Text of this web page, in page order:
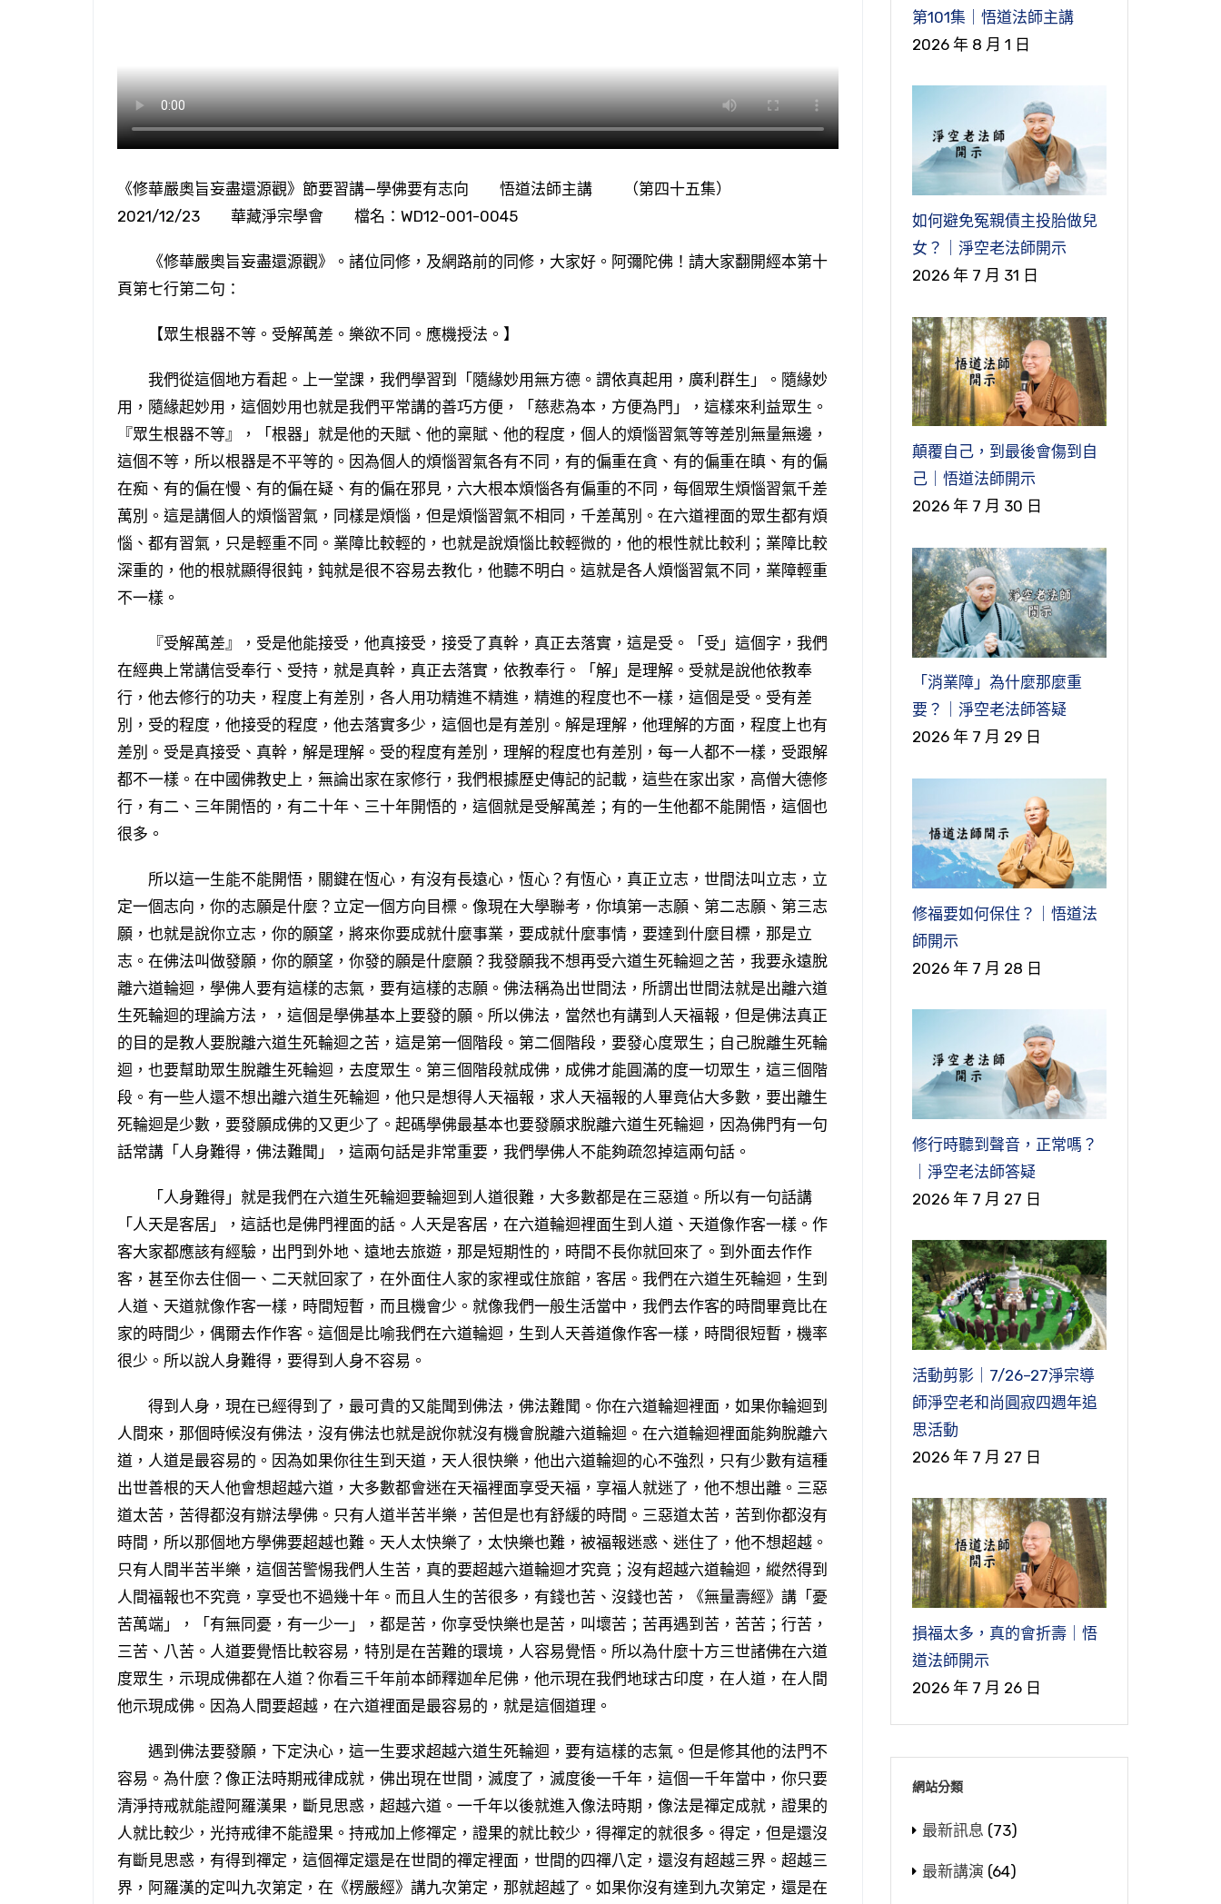
《修華嚴奧旨妄盡還源觀》節要習講—學佛要有志向 悟道法師主講 （第四十五集）
2021/12/23 華藏淨宗學會 檔名：WD12-001-0045
《修華嚴奧旨妄盡還源觀》。諸位同修，及網路前的同修，大家好。阿彌陀佛！請大家翻開經本第十
頁第七行第二句：
【眾生根器不等。受解萬差。樂欲不同。應機授法。】
我們從這個地方看起。上一堂課，我們學習到「隨緣妙用無方德。謂依真起用，廣利群生」。隨緣妙
用，隨緣起妙用，這個妙用也就是我們平常講的善巧方便，「慈悲為本，方便為門」，這樣來利益眾生。
『眾生根器不等』，「根器」就是他的天賦、他的稟賦、他的程度，個人的煩惱習氣等等差別無量無邊，
這個不等，所以根器是不平等的。因為個人的煩惱習氣各有不同，有的偏重在貪、有的偏重在瞋、有的偏
在痴、有的偏在慢、有的偏在疑、有的偏在邪見，六大根本煩惱各有偏重的不同，每個眾生煩惱習氣千差
萬別。這是講個人的煩惱習氣，同樣是煩惱，但是煩惱習氣不相同，千差萬別。在六道裡面的眾生都有煩
惱、都有習氣，只是輕重不同。業障比較輕的，也就是說煩惱比較輕微的，他的根性就比較利；業障比較
深重的，他的根就顯得很鈍，鈍就是很不容易去教化，他聽不明白。這就是各人煩惱習氣不同，業障輕重
不一樣。
『受解萬差』，受是他能接受，他真接受，接受了真幹，真正去落實，這是受。「受」這個字，我們
在經典上常講信受奉行、受持，就是真幹，真正去落實，依教奉行。「解」是理解。受就是說他依教奉
行，他去修行的功夫，程度上有差別，各人用功精進不精進，精進的程度也不一樣，這個是受。受有差
別，受的程度，他接受的程度，他去落實多少，這個也是有差別。解是理解，他理解的方面，程度上也有
差別。受是真接受、真幹，解是理解。受的程度有差別，理解的程度也有差別，每一人都不一樣，受跟解
都不一樣。在中國佛教史上，無論出家在家修行，我們根據歷史傳記的記載，這些在家出家，高僧大德修
行，有二、三年開悟的，有二十年、三十年開悟的，這個就是受解萬差；有的一生他都不能開悟，這個也
很多。
所以這一生能不能開悟，關鍵在恆心，有沒有長遠心，恆心？有恆心，真正立志，世間法叫立志，立
定一個志向，你的志願是什麼？立定一個方向目標。像現在大學聯考，你填第一志願、第二志願、第三志
願，也就是說你立志，你的願望，將來你要成就什麼事業，要成就什麼事情，要達到什麼目標，那是立
志。在佛法叫做發願，你的願望，你發的願是什麼願？我發願我不想再受六道生死輪迴之苦，我要永遠脫
離六道輪迴，學佛人要有這樣的志氣，要有這樣的志願。佛法稱為出世間法，所謂出世間法就是出離六道
生死輪迴的理論方法，，這個是學佛基本上要發的願。所以佛法，當然也有講到人天福報，但是佛法真正
的目的是教人要脫離六道生死輪迴之苦，這是第一個階段。第二個階段，要發心度眾生；自己脫離生死輪
迴，也要幫助眾生脫離生死輪迴，去度眾生。第三個階段就成佛，成佛才能圓滿的度一切眾生，這三個階
段。有一些人還不想出離六道生死輪迴，他只是想得人天福報，求人天福報的人畢竟佔大多數，要出離生
死輪迴是少數，要發願成佛的又更少了。起碼學佛最基本也要發願求脫離六道生死輪迴，因為佛門有一句
話常講「人身難得，佛法難聞」，這兩句話是非常重要，我們學佛人不能夠疏忽掉這兩句話。
「人身難得」就是我們在六道生死輪迴要輪迴到人道很難，大多數都是在三惡道。所以有一句話講
「人天是客居」，這話也是佛門裡面的話。人天是客居，在六道輪迴裡面生到人道、天道像作客一樣。作
客大家都應該有經驗，出門到外地、遠地去旅遊，那是短期性的，時間不長你就回來了。到外面去作作
客，甚至你去住個一、二天就回家了，在外面住人家的家裡或住旅館，客居。我們在六道生死輪迴，生到
人道、天道就像作客一樣，時間短暫，而且機會少。就像我們一般生活當中，我們去作客的時間畢竟比在
家的時間少，偶爾去作作客。這個是比喻我們在六道輪迴，生到人天善道像作客一樣，時間很短暫，機率
很少。所以說人身難得，要得到人身不容易。
得到人身，現在已經得到了，最可貴的又能聞到佛法，佛法難聞。你在六道輪迴裡面，如果你輪迴到
人間來，那個時候沒有佛法，沒有佛法也就是說你就沒有機會脫離六道輪迴。在六道輪迴裡面能夠脫離六
道，人道是最容易的。因為如果你往生到天道，天人很快樂，他出六道輪迴的心不強烈，只有少數有這種
出世善根的天人他會想超越六道，大多數都會迷在天福裡面享受天福，享福人就迷了，他不想出離。三惡
道太苦，苦得都沒有辦法學佛。只有人道半苦半樂，苦但是也有舒緩的時間。三惡道太苦，苦到你都沒有
時間，所以那個地方學佛要超越也難。天人太快樂了，太快樂也難，被福報迷惑、迷住了，他不想超越。
只有人間半苦半樂，這個苦警惕我們人生苦，真的要超越六道輪迴才究竟；沒有超越六道輪迴，縱然得到
人間福報也不究竟，享受也不過幾十年。而且人生的苦很多，有錢也苦、沒錢也苦，《無量壽經》講「憂
苦萬端」，「有無同憂，有一少一」，都是苦，你享受快樂也是苦，叫壞苦；苦再遇到苦，苦苦；行苦，
三苦、八苦。人道要覺悟比較容易，特別是在苦難的環境，人容易覺悟。所以為什麼十方三世諸佛在六道
度眾生，示現成佛都在人道？你看三千年前本師釋迦牟尼佛，他示現在我們地球古印度，在人道，在人間
他示現成佛。因為人間要超越，在六道裡面是最容易的，就是這個道理。
遇到佛法要發願，下定決心，這一生要求超越六道生死輪迴，要有這樣的志氣。但是修其他的法門不
容易。為什麼？像正法時期戒律成就，佛出現在世間，滅度了，滅度後一千年，這個一千年當中，你只要
清淨持戒就能證阿羅漢果，斷見思惑，超越六道。一千年以後就進入像法時期，像法是禪定成就，證果的
人就比較少，光持戒律不能證果。持戒加上修禪定，證果的就比較少，得禪定的就很多。得定，但是還沒
有斷見思惑，有得到禪定，這個禪定還是在世間的禪定裡面，世間的四禪八定，還沒有超越三界。超越三
界，阿羅漢的定叫九次第定，在《楞嚴經》講九次第定，那就超越了。如果你沒有達到九次第定，還是在
第101集｜悟道法師主講
2026 年 8 月 1 日
如何避免冤親債主投胎做兒
女？｜淨空老法師開示
2026 年 7 月 31 日
顛覆自己，到最後會傷到自
己｜悟道法師開示
2026 年 7 月 30 日
「消業障」為什麼那麼重
要？｜淨空老法師答疑
2026 年 7 月 29 日
修福要如何保住？｜悟道法
師開示
2026 年 7 月 28 日
修行時聽到聲音，正常嗎？
｜淨空老法師答疑
2026 年 7 月 27 日
活動剪影｜7/26–27淨宗導
師淨空老和尚圓寂四週年追
思活動
2026 年 7 月 27 日
損福太多，真的會折壽｜悟
道法師開示
2026 年 7 月 26 日
網站分類
最新訊息 (73)
最新講演 (64)